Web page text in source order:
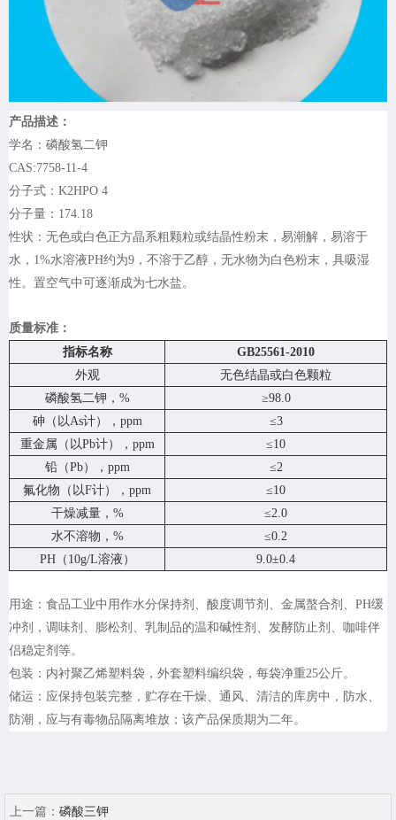
产品描述：
学名：磷酸氢二钾
CAS:7758-11-4
分子式：K2HPO 4
分子量：174.18
性状：无色或白色正方晶系粗颗粒或结晶性粉末，易潮解，易溶于
水，1%水溶液PH约为9，不溶于乙醇，无水物为白色粉末，具吸湿
性。置空气中可逐渐成为七水盐。
质量标准：
指标名称
GB25561-2010
外观
无色结晶或白色颗粒
磷酸氢二钾，%
≥98.0
砷（以As计），ppm
≤3
重金属（以Pb计），ppm
≤10
铅（Pb），ppm
≤2
氟化物（以F计），ppm
≤10
干燥减量，%
≤2.0
水不溶物，%
≤0.2
PH（10g/L溶液）
9.0±0.4
用途：食品工业中用作水分保持剂、酸度调节剂、金属螯合剂、PH缓
冲剂，调味剂、膨松剂、乳制品的温和碱性剂、发酵防止剂、咖啡伴
侣稳定剂等。
包装：内衬聚乙烯塑料袋，外套塑料编织袋，每袋净重25公斤。
储运：应保持包装完整，贮存在干燥、通风、清洁的库房中，防水、
防潮，应与有毒物品隔离堆放；该产品保质期为二年。
上一篇： 磷酸三钾